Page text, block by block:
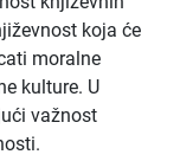
koja će
moralne
kulture. U
važnost